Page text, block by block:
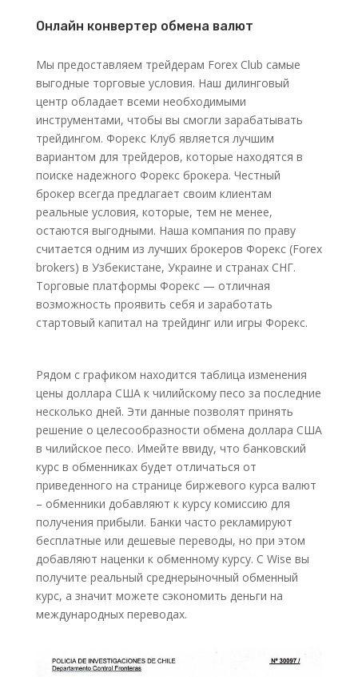
Онлайн конвертер обмена валют
Мы предоставляем трейдерам Forex Club самые
выгодные торговые условия. Наш дилинговый
центр обладает всеми необходимыми
инструментами, чтобы вы смогли зарабатывать
трейдингом. Форекс Клуб является лучшим
вариантом для трейдеров, которые находятся в
поиске надежного Форекс брокера. Честный
брокер всегда предлагает своим клиентам
реальные условия, которые, тем не менее,
остаются выгодными. Наша компания по праву
считается одним из лучших брокеров Форекс (Forex
brokers) в Узбекистане, Украине и странах СНГ.
Торговые платформы Форекс — отличная
возможность проявить себя и заработать
стартовый капитал на трейдинг или игры Форекс.
Рядом с графиком находится таблица изменения
цены доллара США к чилийскому песо за последние
несколько дней. Эти данные позволят принять
решение о целесообразности обмена доллара США
в чилийское песо. Имейте ввиду, что банковский
курс в обменниках будет отличаться от
приведенного на странице биржевого курса валют
– обменники добавляют к курсу комиссию для
получения прибыли. Банки часто рекламируют
бесплатные или дешевые переводы, но при этом
добавляют наценки к обменному курсу. С Wise вы
получите реальный среднерыночный обменный
курс, а значит можете сэкономить деньги на
международных переводах.